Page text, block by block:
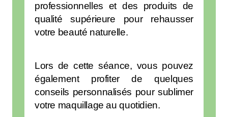
professionnelles et des produits de
qualité supérieure pour rehausser
votre beauté naturelle.
Lors de cette séance, vous pouvez
également profiter de quelques
conseils personnalisés pour sublimer
votre maquillage au quotidien.